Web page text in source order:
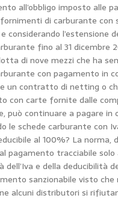
all’obbligo imposto alle
di carburante con
considerando l’estensione
fino al 31 dicembre
di nove mezzi che ha
con pagamento in
un contratto di netting o
con carte fornite dalle
può continuare a pagare in
le schede carburante con
al 100%? La norma,
pagamento tracciabile solo
dell’Iva e della deducibilità
sanzionabile visto che
alcuni distributori si